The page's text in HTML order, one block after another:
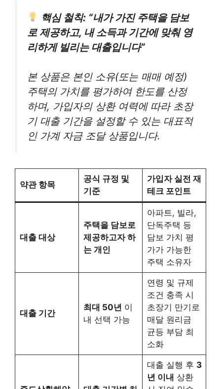
핵심 철칙: “내가 가진 주택을 담보
로 제공하고, 내 소득과 기간에 맞춰 영
리하게 빌리는 대출입니다”
본 상품은 본인 소유(또는 매매 예정)
주택의 가치를 평가하여 한도를 산정
하며, 가입자의 상환 여력에 따라 초장
기 대출 기간을 설정할 수 있는 대표적
인 가계 자금 조달 상품입니다.
약관 항목
공식 규정 및
기준
가입자 실전 재
테크 포인트
대출 대상
주택을 담보로
제공하고자 하
는 개인
아파트, 빌라,
단독주택 등
담보 가치 평
가가 가능한
주택 소유자
대출 기간
최대 50년 이
내 선택 가능
연령 및 규제
조건 충족 시
초장기 만기로
매달 원리금
균등 부담 최
소화
대출 실행 후 3
년 이내 상환